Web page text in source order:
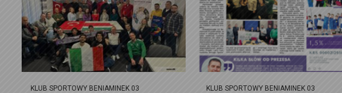
KLUB SPORTOWY BENIAMINEK 03 KLUB SPORTOWY BENIAMINEK 03